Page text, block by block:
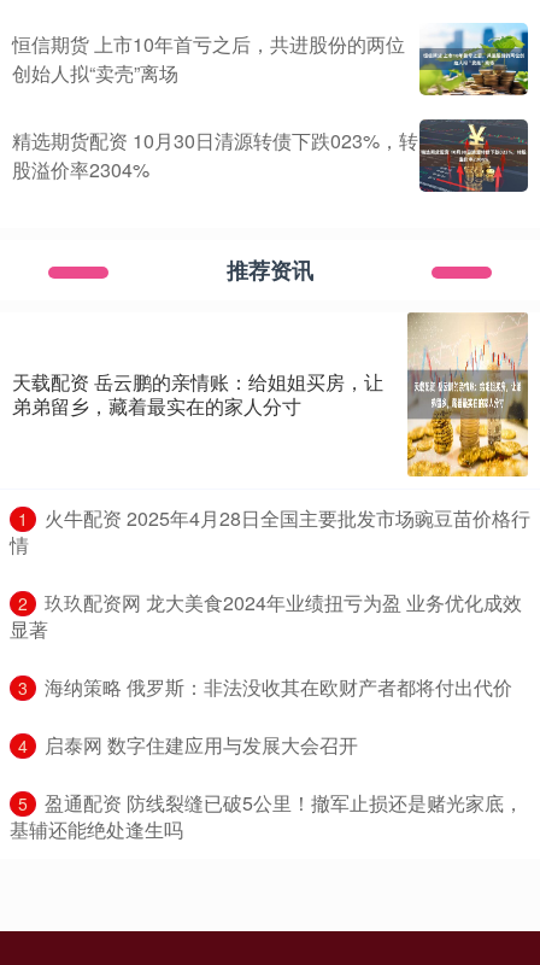
恒信期货 上市10年首亏之后，共进股份的两位
创始人拟“卖壳”离场
精选期货配资 10月30日清源转债下跌023%，转
股溢价率2304%
推荐资讯
天载配资 岳云鹏的亲情账：给姐姐买房，让
弟弟留乡，藏着最实在的家人分寸
1
​火牛配资 2025年4月28日全国主要批发市场豌豆苗价格行
情
2
​玖玖配资网 龙大美食2024年业绩扭亏为盈 业务优化成效
显著
3 ​海纳策略 俄罗斯：非法没收其在欧财产者都将付出代价
4 ​启泰网 数字住建应用与发展大会召开
5
​盈通配资 防线裂缝已破5公里！撤军止损还是赌光家底，
基辅还能绝处逢生吗